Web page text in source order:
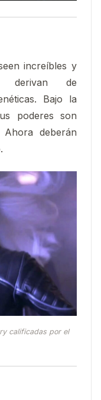
increíbles y
derivan de
Bajo la
poderes son
deberán
calificadas por el